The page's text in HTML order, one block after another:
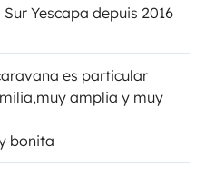
Yescapa depuis 2016
es particular
amplia y muy
bonita